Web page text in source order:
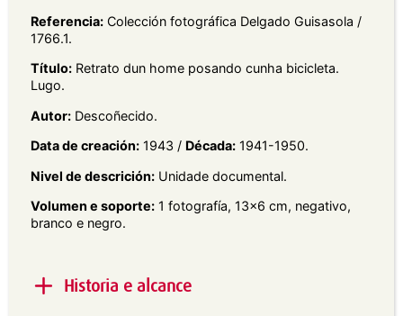
Referencia: Colección fotográfica Delgado Guisasola /
1766.1.
Título: Retrato dun home posando cunha bicicleta.
Lugo.
Autor: Descoñecido.
Data de creación: 1943 / Década: 1941-1950.
Nivel de descrición: Unidade documental.
Volumen e soporte: 1 fotografía, 13×6 cm, negativo,
branco e negro.
Historia e alcance